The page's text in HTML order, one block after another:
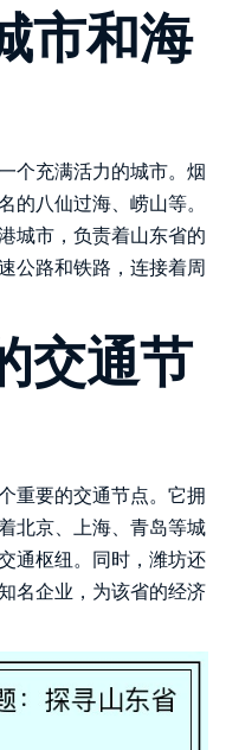
市和海
个充满活力的城市。烟
的八仙过海、崂山等。
城市，负责着山东省的
公路和铁路，连接着周
交通节
重要的交通节点。它拥
北京、上海、青岛等城
通枢纽。同时，潍坊还
名企业，为该省的经济